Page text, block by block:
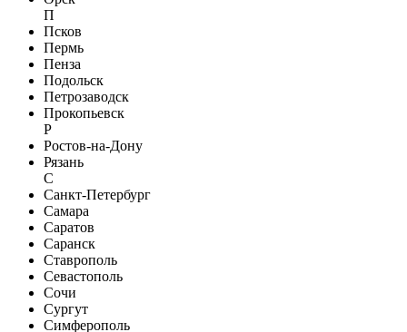
П
Псков
Пермь
Пенза
Подольск
Петрозаводск
Прокопьевск
Р
Ростов-на-Дону
Рязань
С
Санкт-Петербург
Самара
Саратов
Саранск
Ставрополь
Севастополь
Сочи
Сургут
Симферополь